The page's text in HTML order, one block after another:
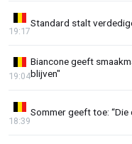
Standard stalt
19:17
Biancone geeft
blijven"
19:04
Sommer geeft toe:
18:39